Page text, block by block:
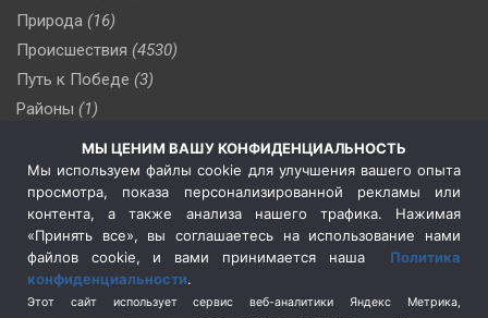
Природа (16)
Происшествия (4530)
Путь к Победе (3)
Районы (1)
(510)
Сельское хозяйство (3)
Социальная политика
(3)
Спецоперация в Украине
Спецоперация на Украине
(404)
Спорт (740)
МЫ ЦЕНИМ ВАШУ КОНФИДЕНЦИАЛЬНОСТЬ
Мы используем файлы cookie для улучшения вашего опыта
просмотра, показа персонализированной рекламы или
контента, а также анализа нашего трафика. Нажимая
«Принять все», вы соглашаетесь на использование нами
файлов cookie, и вами принимается наша Политика
конфиденциальности.
Этот сайт использует сервис веб-аналитики Яндекс Метрика,